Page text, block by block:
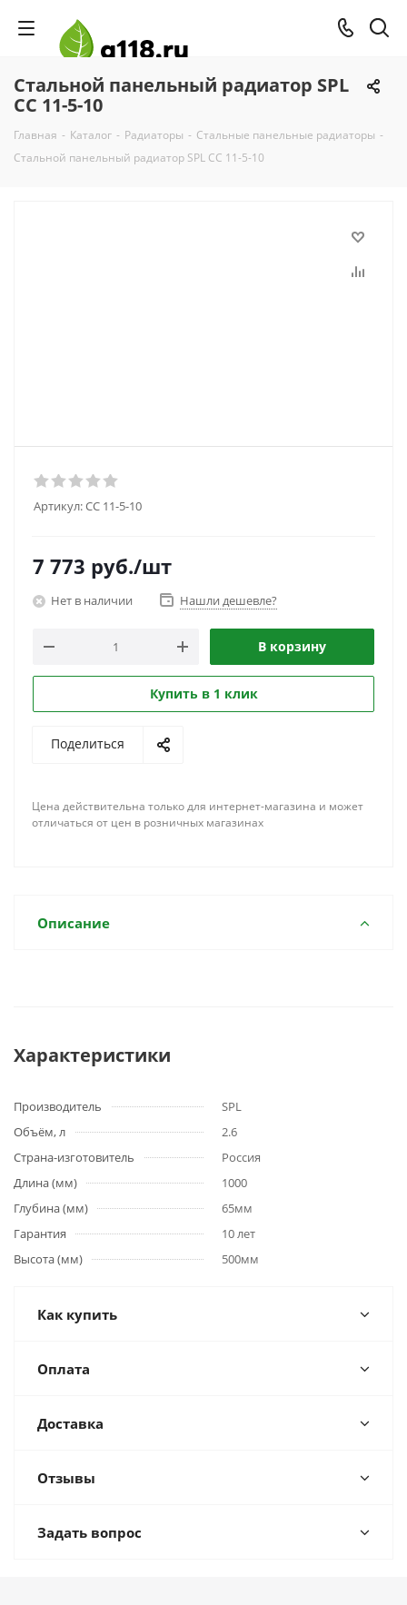
Стальной панельный радиатор SPL
CC 11-5-10
Главная - Каталог - Радиаторы - Стальные панельные радиаторы -
Стальной панельный радиатор SPL CC 11-5-10
Артикул:CC 11-5-10
7 773 руб./шт
Нет в наличии Нашли дешевле?
В корзину
Купить в 1 клик
Поделиться
Цена действительна только для интернет-магазина и может
отличаться от цен в розничных магазинах
Описание
Характеристики
Производитель
SPL
Объём, л
2.6
Страна-изготовитель
Россия
Длина (мм)
1000
Глубина (мм)
65мм
Гарантия
10 лет
Высота (мм)
500мм
Как купить
Оплата
Доставка
Отзывы
Задать вопрос